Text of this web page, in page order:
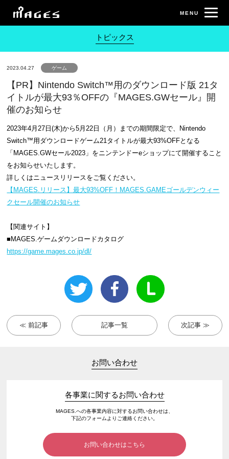
トピックス
2023.04.27 ゲーム
【PR】Nintendo Switch™用のダウンロード版 21タ
イトルが最大93％OFFの『MAGES.GWセール』開
催のお知らせ
2023年4月27日(木)から5月22日（月）までの期間限定で、Nintendo
Switch™用ダウンロードゲーム21タイトルが最大93%OFFとなる
「MAGES.GWセール2023」をニンテンドーeショップにて開催すること
をお知らせいたします。
詳しくはニュースリリースをご覧ください。
【MAGES.リリース】最大93%OFF！MAGES.GAMEゴールデンウィー
クセール開催のお知らせ
【関連サイト】
■MAGES.ゲームダウンロードカタログ
https://game.mages.co.jp/dl/
≪ 前記事 記事一覧 次記事 ≫
お問い合わせ
各事業に関するお問い合わせ
MAGES.への各事業内容に対するお問い合わせは、
下記のフォームよりご連絡ください。
お問い合わせはこちら